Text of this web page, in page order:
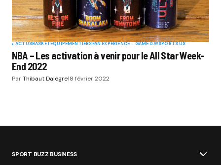
ACTUSBASKET EQUIPEMENTIERS FAN EXPERIENCE - GAME DAYSPORTS US
NBA – Les activation à venir pour le All Star Week-
End 2022
ParThibaut Dalegre18 février 2022
SPORT BUZZ BUSINESS